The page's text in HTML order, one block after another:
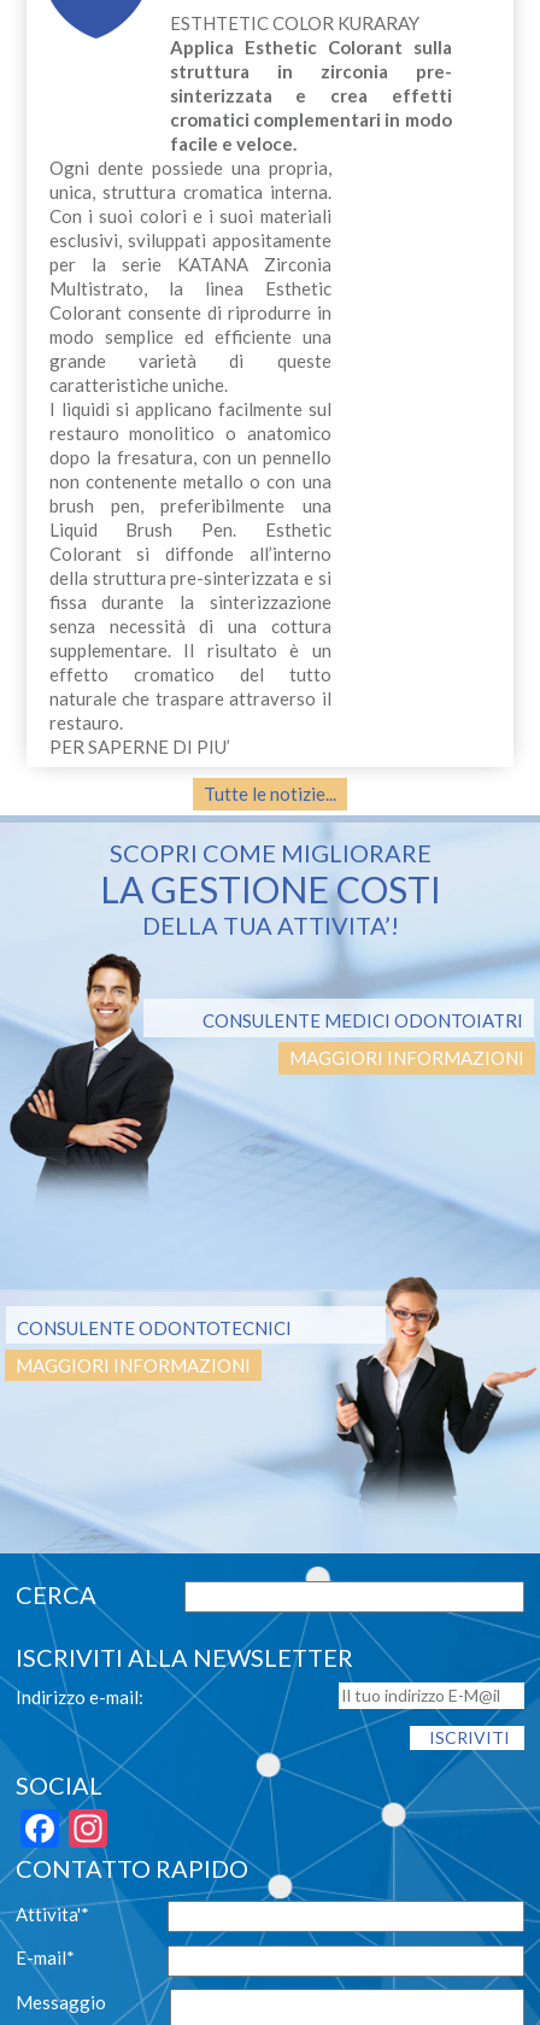
ESTHTETIC COLOR KURARAY
Applica Esthetic Colorant sulla
struttura in zirconia pre-
sinterizzata e crea effetti
cromatici complementari in modo
facile e veloce.
Ogni dente possiede una propria,
unica, struttura cromatica interna.
Con i suoi colori e i suoi materiali
esclusivi, sviluppati appositamente
per la serie KATANA Zirconia
Multistrato, la linea Esthetic
Colorant consente di riprodurre in
modo semplice ed efficiente una
grande varietà di queste
caratteristiche uniche.
I liquidi si applicano facilmente sul
restauro monolitico o anatomico
dopo la fresatura, con un pennello
non contenente metallo o con una
brush pen, preferibilmente una
Liquid Brush Pen. Esthetic
Colorant si diffonde all’interno
della struttura pre-sinterizzata e si
fissa durante la sinterizzazione
senza necessità di una cottura
supplementare. Il risultato è un
effetto cromatico del tutto
naturale che traspare attraverso il
restauro.
PER SAPERNE DI PIU’
Tutte le notizie...
SCOPRI COME MIGLIORARE
LA GESTIONE COSTI
DELLA TUA ATTIVITA’!
CONSULENTE MEDICI ODONTOIATRI
MAGGIORI INFORMAZIONI
CONSULENTE ODONTOTECNICI
MAGGIORI INFORMAZIONI
ISCRIVITI ALLA NEWSLETTER
Indirizzo e-mail:
SOCIAL
Facebook
Instagram
CONTATTO RAPIDO
Attivita'*
E-mail*
Messaggio